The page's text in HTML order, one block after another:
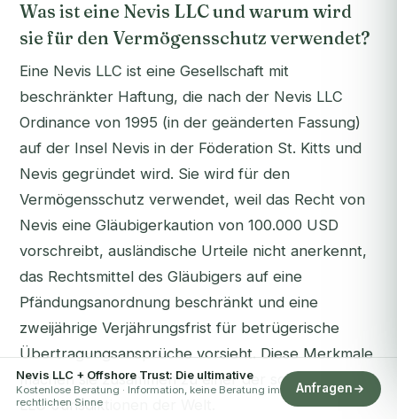
Was ist eine Nevis LLC und warum wird
sie für den Vermögensschutz verwendet?
Eine Nevis LLC ist eine Gesellschaft mit
beschränkter Haftung, die nach der Nevis LLC
Ordinance von 1995 (in der geänderten Fassung)
auf der Insel Nevis in der Föderation St. Kitts und
Nevis gegründet wird. Sie wird für den
Vermögensschutz verwendet, weil das Recht von
Nevis eine Gläubigerkaution von 100.000 USD
vorschreibt, ausländische Urteile nicht anerkennt,
das Rechtsmittel des Gläubigers auf eine
Pfändungsanordnung beschränkt und eine
zweijährige Verjährungsfrist für betrügerische
Übertragungsansprüche vorsieht. Diese Merkmale
machen sie zusammen zu einer der schützendsten
LLC-Jurisdiktionen der Welt.
Nevis LLC + Offshore Trust: Die ultimative
Kostenlose Beratung · Information, keine Beratung im
rechtlichen Sinne
Anfragen